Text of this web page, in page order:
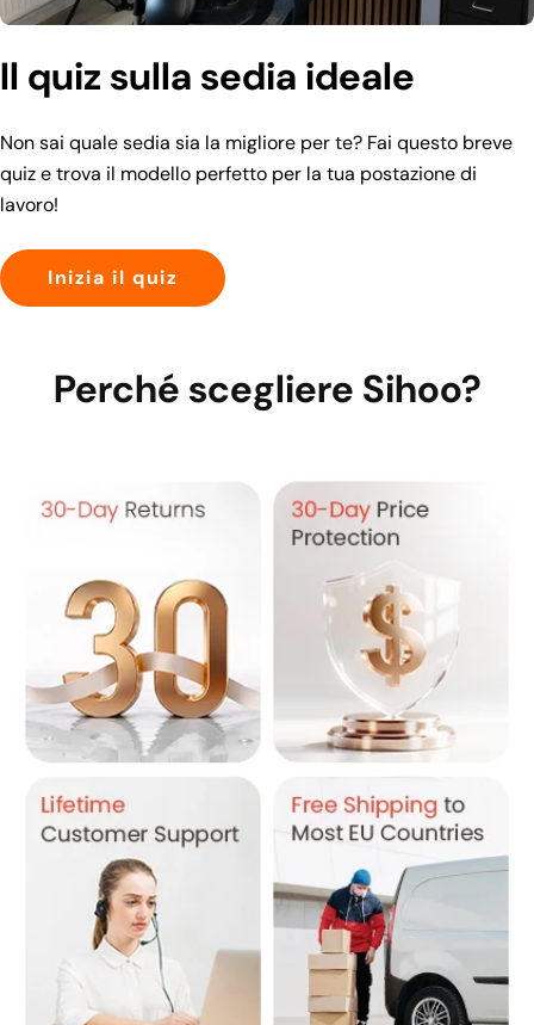
Il quiz sulla sedia ideale
Non sai quale sedia sia la migliore per te? Fai questo breve
quiz e trova il modello perfetto per la tua postazione di
lavoro!
Inizia il quiz
Perché scegliere Sihoo?